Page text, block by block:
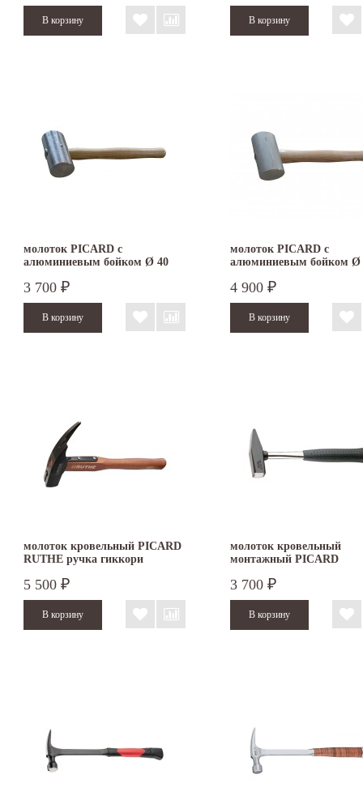
молоток PICARD с
алюминиевым бойком Ø 40
3 700 ₽
молоток PICARD с
алюминиевым бойком Ø
4 900 ₽
молоток кровельный PICARD
RUTHE ручка гиккори
5 500 ₽
молоток кровельный
монтажный PICARD
3 700 ₽